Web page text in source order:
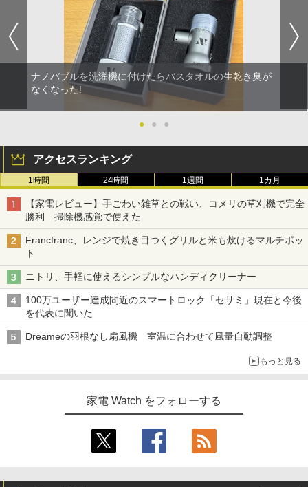
ナノバブルを洗濯機に付けたらバスタオルの生乾き臭が
なくなった!
● ● ●
アクセスランキング
1時間 24時間 1週間 1カ月
【家電レビュー】手ごわい雑草との戦い、コメリの草刈機で完全
勝利 掃除機感覚で使えた
Francfranc、レンジで焼き目つくグリルと米も炊けるマルチポッ
ト
ニトリ、手軽に使えるシンプルなハンディクリーナー
100万ユーザー達成間近のスマートロック「セサミ」現在と今後
を代表に聞いた
Dreameの羽根なし扇風機 室温に合わせて風量自動調整
もっと見る
家電 Watch をフォローする